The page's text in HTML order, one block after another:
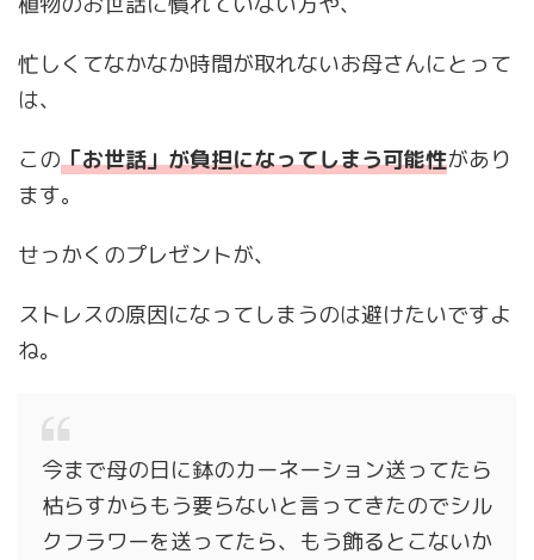
忙しくてなかなか時間が取れないお母さんにとって
は、
この「お世話」が負担になってしまう可能性があり
ます。
せっかくのプレゼントが、
ストレスの原因になってしまうのは避けたいですよ
ね。
今まで母の日に鉢のカーネーション送ってたら
枯らすからもう要らないと言ってきたのでシル
クフラワーを送ってたら、もう飾るとこないか